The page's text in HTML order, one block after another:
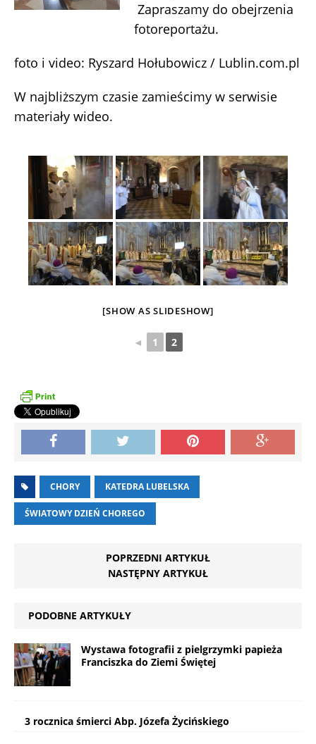
Zapraszamy do obejrzenia
fotoreportażu.
foto i video: Ryszard Hołubowicz / Lublin.com.pl
W najbliższym czasie zamieścimy w serwisie
materiały wideo.
[SHOW AS SLIDESHOW]
◄ 1 2
CHORY KATEDRA LUBELSKA
ŚWIATOWY DZIEŃ CHOREGO
POPRZEDNI ARTYKUŁ
NASTĘPNY ARTYKUŁ
PODOBNE ARTYKUŁY
Wystawa fotografii z pielgrzymki papieża
Franciszka do Ziemi Świętej
3 rocznica śmierci Abp. Józefa Życińskiego